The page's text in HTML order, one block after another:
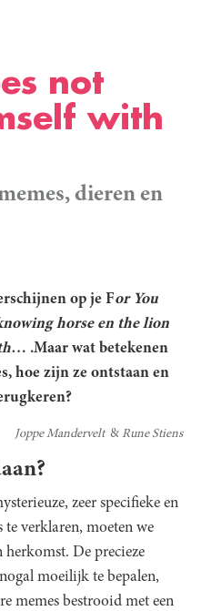
with
dieren en
op je For You
horse en the lion
… .Maar wat betekenen
hoe zijn ze ontstaan en
Joppe Mandervelt Rune Stiens
zeer specifieke en
verklaren, moeten we
De precieze
moeilijk te bepalen,
memes bestrooid met een